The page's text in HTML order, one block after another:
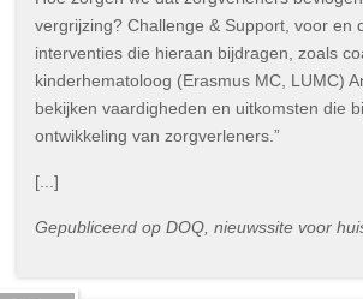
vergrijzing? Challenge & Support, voor
interventies die hieraan bijdragen, zoals
kinderhematoloog (Erasmus MC, LUMC)
bekijken vaardigheden en uitkomsten die
ontwikkeling van zorgverleners.”
[...]
Gepubliceerd op DOQ, nieuwssite voor